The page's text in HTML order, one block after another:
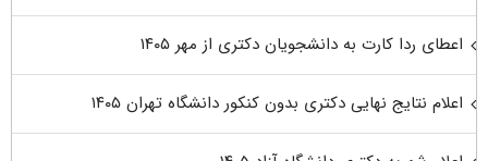
اعطای ردا کارت به دانشجویان دکتری از مهر ۱۴۰۵
اعلام نتایج نهایی دکتری بدون کنکور دانشگاه تهران ۱۴۰۵